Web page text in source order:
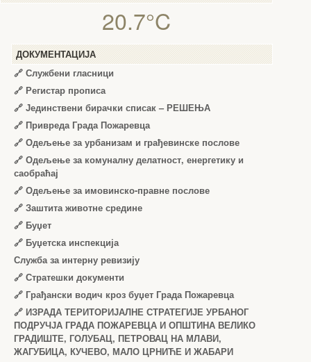
20.7°C
ДОКУМЕНТАЦИЈА
🔗 Службени гласници
🔗 Регистар прописа
🔗 Јединствени бирачки списак – РЕШЕЊА
🔗 Привреда Града Пожаревца
🔗 Одељење за урбанизам и грађевинске послове
🔗 Одељење за комуналну делатност, енергетику и
саобраћај
🔗 Одељење за имовинско-правне послове
🔗 Заштита животне средине
🔗 Буџет
🔗 Буџетска инспекција
Служба за интерну ревизију
🔗 Стратешки документи
🔗 Грађански водич кроз буџет Града Пожаревца
🔗 ИЗРАДА ТЕРИТОРИЈАЛНЕ СТРАТЕГИЈЕ УРБАНОГ
ПОДРУЧЈА ГРАДА ПОЖАРЕВЦА И ОПШТИНА ВЕЛИКО
ГРАДИШТЕ, ГОЛУБАЦ, ПЕТРОВАЦ НА МЛАВИ,
ЖАГУБИЦА, КУЧЕВО, МАЛО ЦРНИЋЕ И ЖАБАРИ